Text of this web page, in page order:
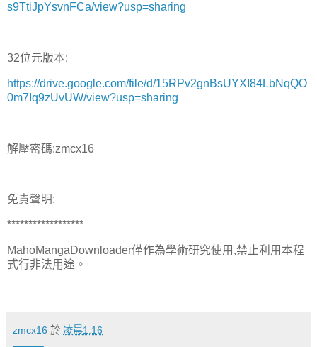
s9TtiJpYsvnFCa/view?usp=sharing
32位元版本:
https://drive.google.com/file/d/15RPv2gnBsUYXI84LbNqQO
0m7Iq9zUvUW/view?usp=sharing
解壓密碼:zmcx16
免責聲明:
******************
MahoMangaDownloader僅作為學術研究使用,禁止利用本程
式行非法用途。
zmcx16 於 凌晨1:16